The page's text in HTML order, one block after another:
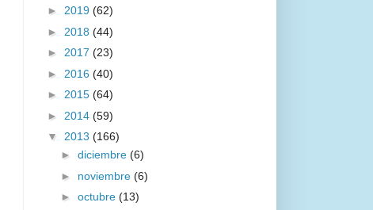
► 2019 (62)
► 2018 (44)
► 2017 (23)
► 2016 (40)
► 2015 (64)
► 2014 (59)
▼ 2013 (166)
► diciembre (6)
► noviembre (6)
► octubre (13)